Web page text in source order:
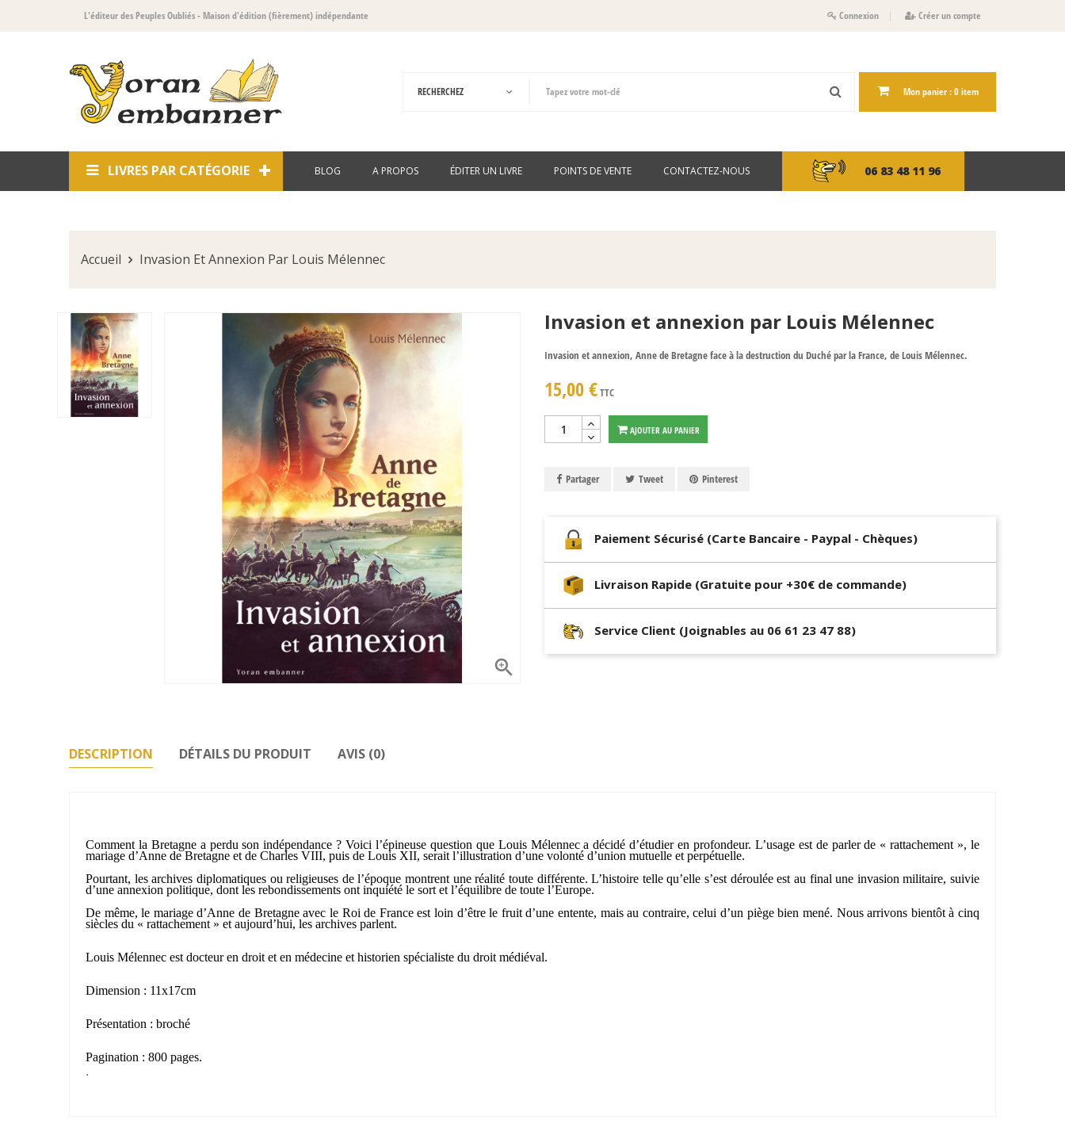
L'éditeur des Peuples Oubliés- Maison d'édition (fièrement) indépendante Connexion Créer un compte
Mon panier : 0 item
LIVRES PAR CATÉGORIE BLOG A PROPOS ÉDITER UN LIVRE POINTS DE VENTE CONTACTEZ-NOUS 06 83 48 11 96
Accueil Invasion Et Annexion Par Louis Mélennec

Invasion et annexion par Louis Mélennec
Invasion et annexion, Anne de Bretagne face à la destruction du Duché par la France, de Louis Mélennec.
15,00 €TTC
AJOUTER AU PANIER
Partager Tweet Pinterest
Paiement Sécurisé (Carte Bancaire - Paypal - Chèques)
Livraison Rapide (Gratuite pour +30€ de commande)
Service Client (Joignables au 06 61 23 47 88)
DESCRIPTION DÉTAILS DU PRODUIT AVIS (0)
Comment la Bretagne a perdu son indépendance ? Voici l’épineuse question que Louis Mélennec a décidé d’étudier en profondeur. L’usage est de parler de « rattachement », le
mariage d’Anne de Bretagne et de Charles VIII, puis de Louis XII, serait l’illustration d’une volonté d’union mutuelle et perpétuelle.
Pourtant, les archives diplomatiques ou religieuses de l’époque montrent une réalité toute différente. L’histoire telle qu’elle s’est déroulée est au final une invasion militaire, suivie
d’une annexion politique, dont les rebondissements ont inquiété le sort et l’équilibre de toute l’Europe.
De même, le mariage d’Anne de Bretagne avec le Roi de France est loin d’être le fruit d’une entente, mais au contraire, celui d’un piège bien mené. Nous arrivons bientôt à cinq
siècles du « rattachement » et aujourd’hui, les archives parlent.
Louis Mélennec est docteur en droit et en médecine et historien spécialiste du droit médiéval.
Dimension : 11x17cm
Présentation : broché
Pagination : 800 pages.
.